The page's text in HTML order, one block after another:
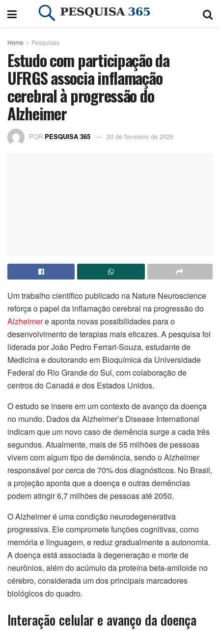
Home Pesquisas
Estudo com participação da
UFRGS associa inflamação
cerebral à progressão do
Alzheimer
POR PESQUISA 365 20 de fevereiro de 2026
Um trabalho científico publicado na Nature Neuroscience
reforça o papel da inflamação cerebral na progressão do
Alzheimere aponta novas possibilidades para o
desenvolvimento de terapias mais eficazes. A pesquisa foi
liderada por João Pedro Ferrari-Souza, estudante de
Medicina e doutorando em Bioquímica da Universidade
Federal do Rio Grande do Sul, com colaboração de
centros do Canadá e dos Estados Unidos.
O estudo se insere em um contexto de avanço da doença
no mundo. Dados da Alzheimer’s Disease International
indicam que um novo caso de demência surge a cada três
segundos. Atualmente, mais de 55 milhões de pessoas
vivem com algum tipo de demência, sendo o Alzheimer
responsável por cerca de 70% dos diagnósticos. No Brasil,
a projeção aponta que a doença e outras demências
podem atingir 6,7 milhões de pessoas até 2050.
O Alzheimer é uma condição neurodegenerativa
progressiva. Ele compromete funções cognitivas, como
memória e linguagem, e reduz gradualmente a autonomia.
A doença está associada à degeneração e morte de
neurônios, além do acúmulo da proteína beta-amiloide no
cérebro, considerada um dos principais marcadores
biológicos do quadro.
Interação celular e avanço da doença